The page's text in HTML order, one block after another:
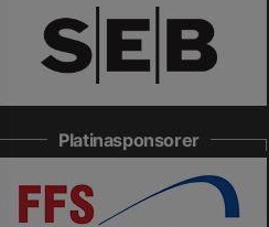
Platinasponsorer